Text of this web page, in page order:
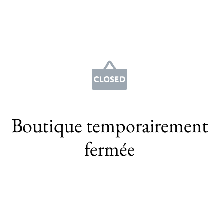
Boutique temporairement
fermée